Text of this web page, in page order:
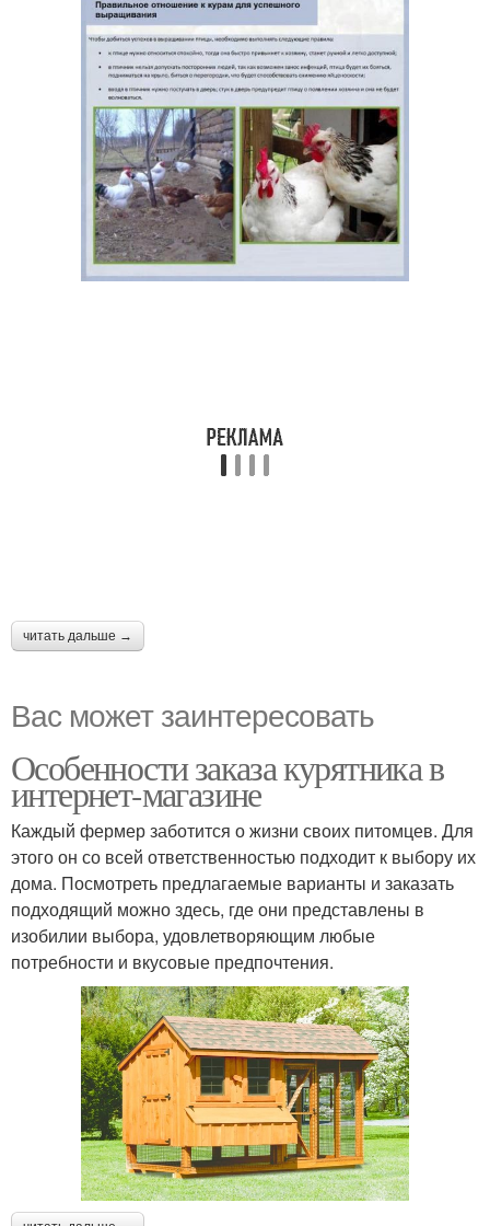
читать дальше →
Вас может заинтересовать
Особенности заказа курятника в
интернет-магазине
Каждый фермер заботится о жизни своих питомцев. Для
этого он со всей ответственностью подходит к выбору их
дома. Посмотреть предлагаемые варианты и заказать
подходящий можно здесь, где они представлены в
изобилии выбора, удовлетворяющим любые
потребности и вкусовые предпочтения.